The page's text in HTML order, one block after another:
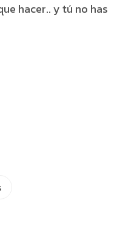
hacer.. y tú no has